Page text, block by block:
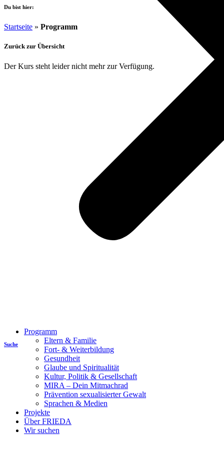
Programm
Eltern & Familie
Fort- & Weiterbildung
Gesundheit
Glaube und Spiritualität
Kultur, Politik & Gesellschaft
MIRA – Dein Mitmachrad
Prävention sexualisierter Gewalt
Sprachen & Medien
Projekte
Über FRIEDA
Wir suchen
Du bist hier:
Startseite » Programm
Zurück zur Übersicht
Der Kurs steht leider nicht mehr zur Verfügung.
Suche